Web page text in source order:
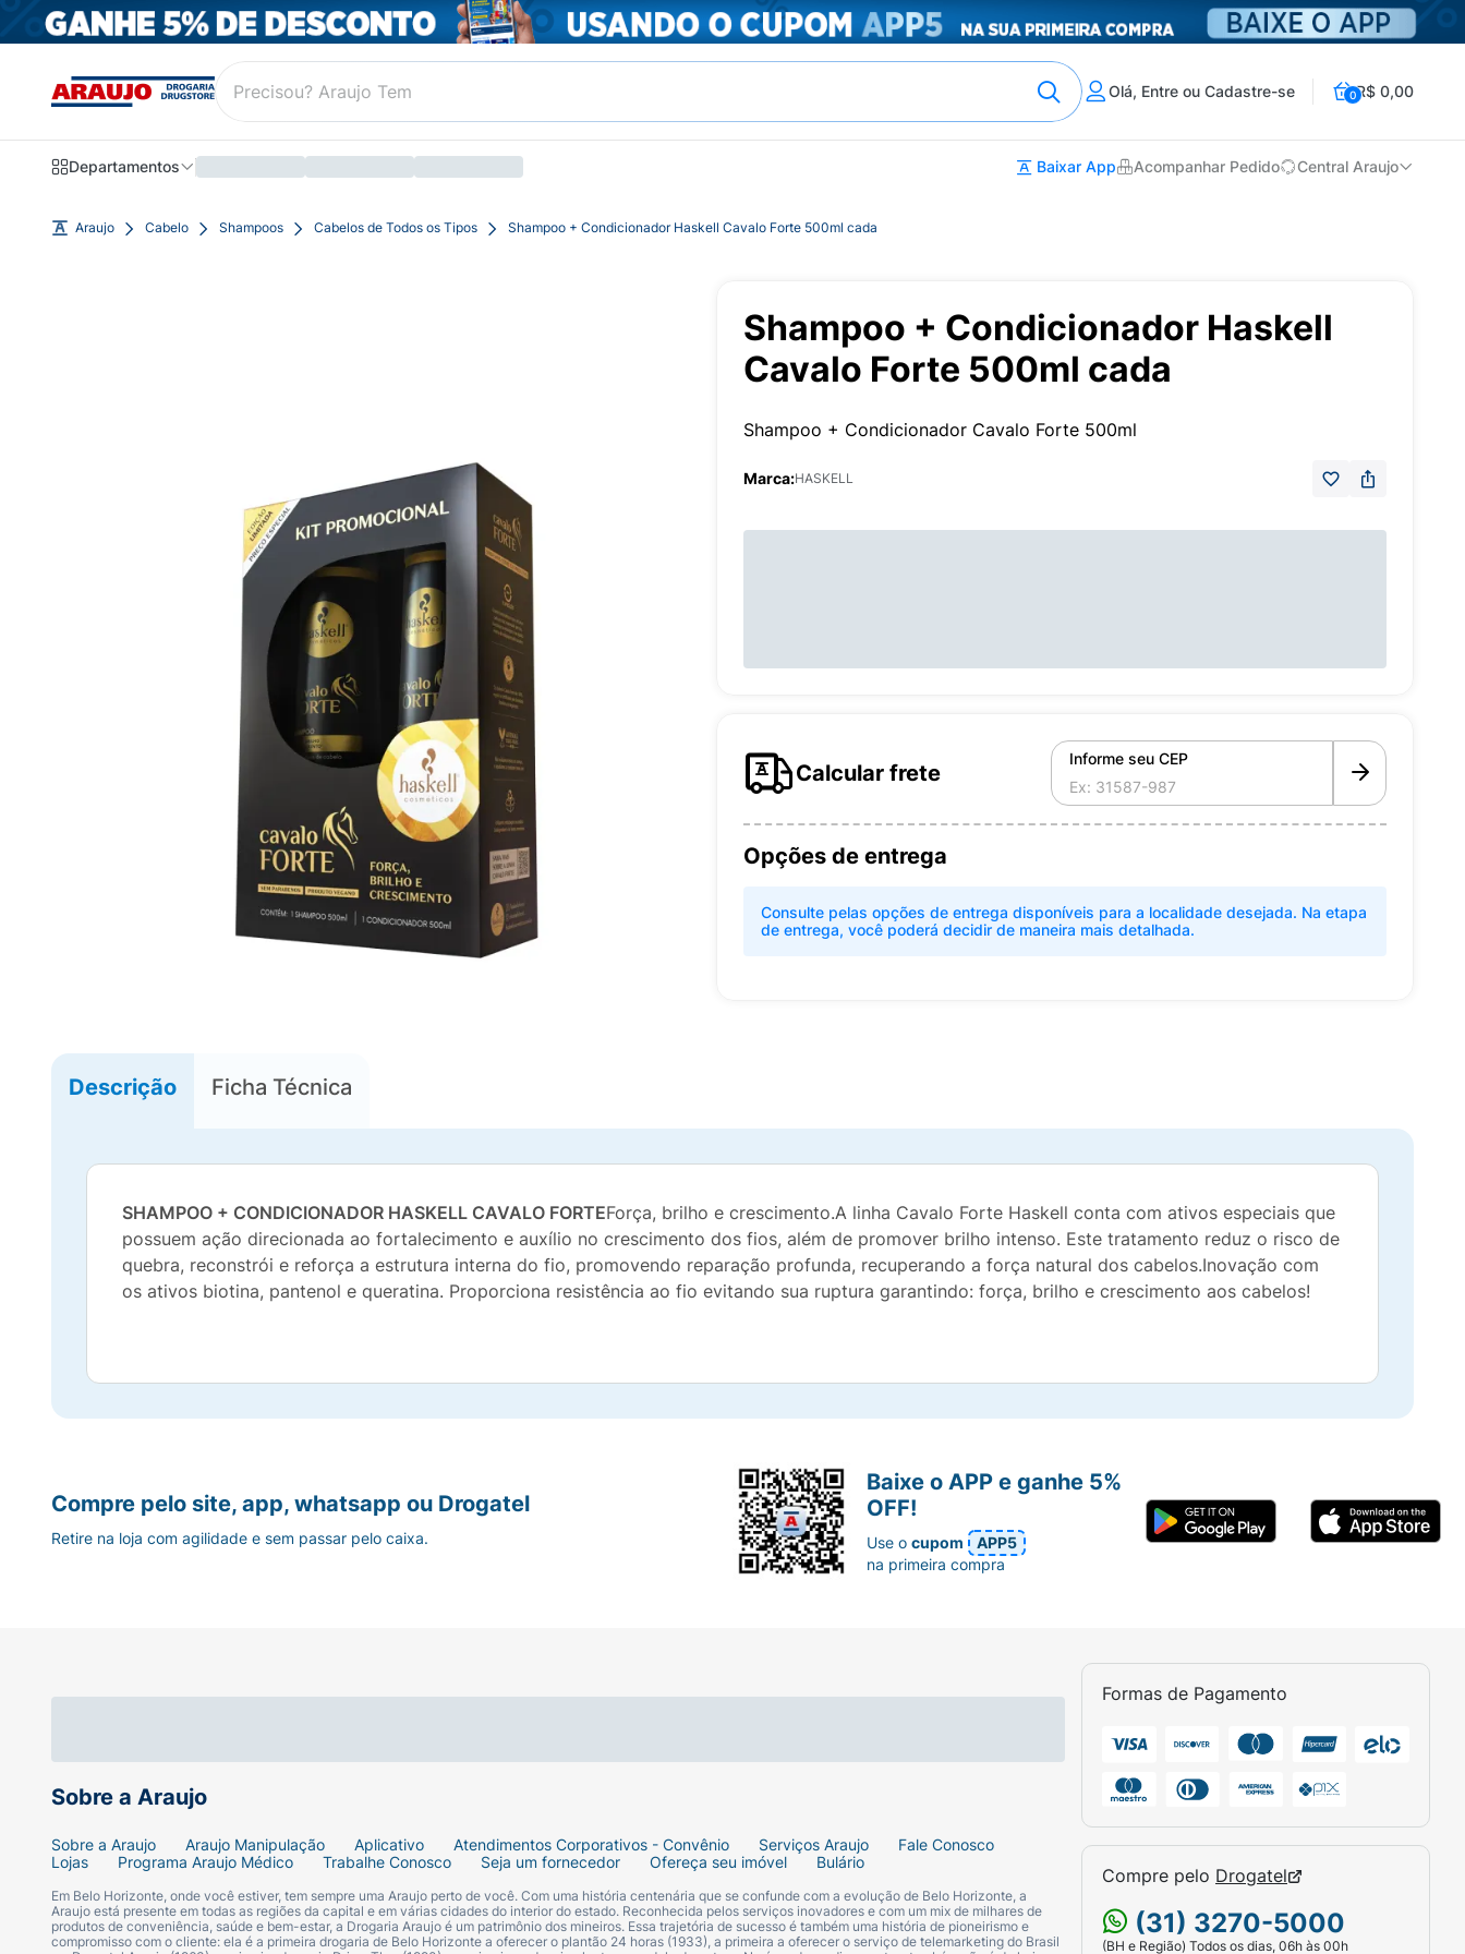
Olá, Entre ou Cadastre-se 0R$ 0,00
Departamentos Baixar App Acompanhar Pedido Central Araujo
Araujo Cabelo Shampoos Cabelos de Todos os Tipos Shampoo + Condicionador Haskell Cavalo Forte 500ml cada
Shampoo + Condicionador Haskell
Cavalo Forte 500ml cada
Shampoo + Condicionador Cavalo Forte 500ml
Marca:HASKELL
Calcular frete
Informe seu CEP
Opções de entrega
Consulte pelas opções de entrega disponíveis para a localidade desejada. Na etapa
de entrega, você poderá decidir de maneira mais detalhada.
Descrição Ficha Técnica
SHAMPOO + CONDICIONADOR HASKELL CAVALO FORTEForça, brilho e crescimento.A linha Cavalo Forte Haskell conta com ativos especiais que
possuem ação direcionada ao fortalecimento e auxílio no crescimento dos fios, além de promover brilho intenso. Este tratamento reduz o risco de
quebra, reconstrói e reforça a estrutura interna do fio, promovendo reparação profunda, recuperando a força natural dos cabelos.Inovação com
os ativos biotina, pantenol e queratina. Proporciona resistência ao fio evitando sua ruptura garantindo: força, brilho e crescimento aos cabelos!
Sobre a Araujo
Sobre a Araujo Araujo Manipulação Aplicativo Atendimentos Corporativos - Convênio Serviços Araujo
Fale Conosco
Lojas
Programa Araujo Médico Trabalhe Conosco Seja um fornecedor Ofereça seu imóvel Bulário
Em Belo Horizonte, onde você estiver, tem sempre uma Araujo perto de você. Com uma história centenária que se confunde com a evolução de Belo Horizonte, a
Araujo está presente em todas as regiões da capital e em várias cidades do interior do estado. Reconhecida pelos serviços inovadores e com um mix de milhares de
produtos de conveniência, saúde e bem-estar, a Drogaria Araujo é um patrimônio dos mineiros. Essa trajetória de sucesso é também uma história de pioneirismo e
compromisso com o cliente: ela é a primeira drogaria de Belo Horizonte a oferecer o plantão 24 horas (1933), a primeira a oferecer o serviço de telemarketing do Brasil
Formas de Pagamento
Compre pelo Drogatel
(31) 3270-5000
(BH e Região) Todos os dias, 06h às 00h
Compre pelo site, app, whatsapp ou Drogatel
Retire na loja com agilidade e sem passar pelo caixa.
Baixe o APP e ganhe 5%
OFF!
Use ocupom
APP5
na primeira compra